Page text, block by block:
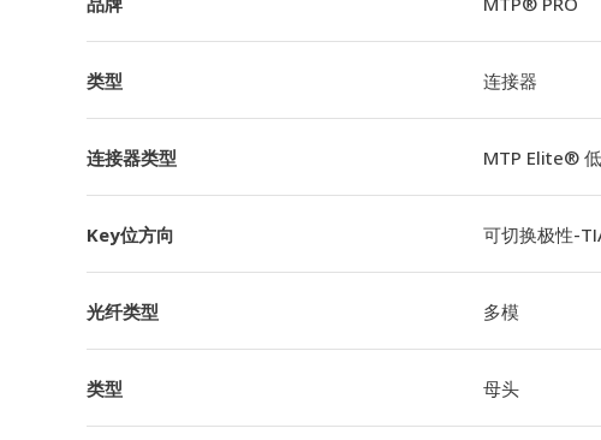
类型 连接器
连接器类型 MTP Elite®
Key位方向 可切换极性-
光纤类型 多模
类型 母头